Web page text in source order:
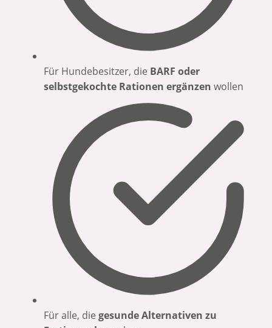
Für Hundebesitzer, die BARF oder
selbstgekochte Rationen ergänzen wollen
Für alle, die gesunde Alternativen zu